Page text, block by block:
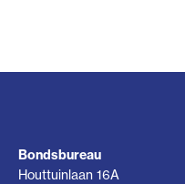
Bondsbureau
Houttuinlaan 16A